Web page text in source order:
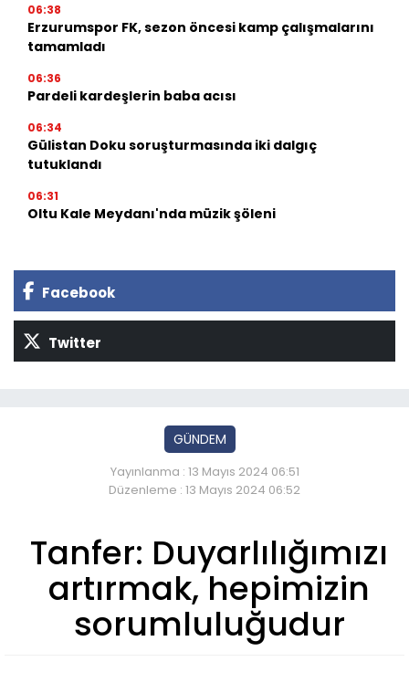
06:38
Erzurumspor FK, sezon öncesi kamp çalışmalarını
tamamladı
06:36
Pardeli kardeşlerin baba acısı
06:34
Gülistan Doku soruşturmasında iki dalgıç
tutuklandı
06:31
Oltu Kale Meydanı'nda müzik şöleni
Facebook
Twitter
GÜNDEM
Yayınlanma : 13 Mayıs 2024 06:51
Düzenleme : 13 Mayıs 2024 06:52
Tanfer: Duyarlılığımızı
artırmak, hepimizin
sorumluluğudur